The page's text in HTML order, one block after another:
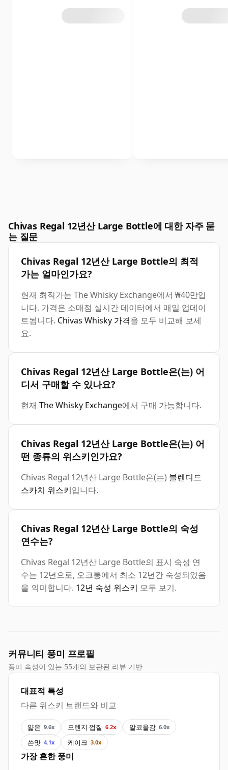
Chivas Regal 12년산 Large Bottle에 대한 자주 묻
는 질문
Chivas Regal 12년산 Large Bottle의 최적
가는 얼마인가요?
현재 최적가는 The Whisky Exchange에서 ₩40만입
니다. 가격은 소매점 실시간 데이터에서 매일 업데이
트됩니다. Chivas Whisky 가격을 모두 비교해 보세
요.
Chivas Regal 12년산 Large Bottle은(는) 어
디서 구매할 수 있나요?
현재 The Whisky Exchange에서 구매 가능합니다.
Chivas Regal 12년산 Large Bottle은(는) 어
떤 종류의 위스키인가요?
Chivas Regal 12년산 Large Bottle은(는) 블렌디드
스카치 위스키입니다.
Chivas Regal 12년산 Large Bottle의 숙성
연수는?
Chivas Regal 12년산 Large Bottle의 표시 숙성 연
수는 12년으로, 오크통에서 최소 12년간 숙성되었음
을 의미합니다. 12년 숙성 위스키 모두 보기.
커뮤니티 풍미 프로필
풍미 속성이 있는 55개의 보관된 리뷰 기반
대표적 특성
다른 위스키 브랜드와 비교
얇은 9.6x 오렌지 껍질 6.2x 알코올감 6.0x
쓴맛 4.1x 케이크 3.0x
가장 흔한 풍미